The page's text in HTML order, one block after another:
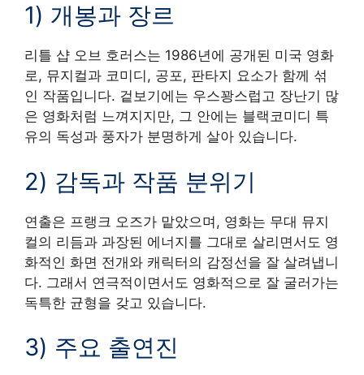
1) 개봉과 장르
리틀 샵 오브 호러스는 1986년에 공개된 미국 영화
로, 뮤지컬과 코미디, 공포, 판타지 요소가 함께 섞
인 작품입니다. 겉보기에는 우스꽝스럽고 장난기 많
은 영화처럼 느껴지지만, 그 안에는 블랙코미디 특
유의 독성과 풍자가 분명하게 살아 있습니다.
2) 감독과 작품 분위기
연출은 프랭크 오즈가 맡았으며, 영화는 무대 뮤지
컬의 리듬과 과장된 에너지를 그대로 살리면서도 영
화적인 화면 전개와 캐릭터의 감정선을 잘 살려냅니
다. 그래서 연극적이면서도 영화적으로 잘 굴러가는
독특한 균형을 갖고 있습니다.
3) 주요 출연진